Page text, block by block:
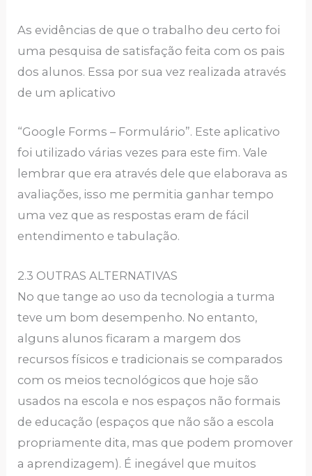
As evidências de que o trabalho deu certo foi
uma pesquisa de satisfação feita com os pais
dos alunos. Essa por sua vez realizada através
de um aplicativo
“Google Forms – Formulário”. Este aplicativo
foi utilizado várias vezes para este fim. Vale
lembrar que era através dele que elaborava as
avaliações, isso me permitia ganhar tempo
uma vez que as respostas eram de fácil
entendimento e tabulação.
2.3 OUTRAS ALTERNATIVAS
No que tange ao uso da tecnologia a turma
teve um bom desempenho. No entanto,
alguns alunos ficaram a margem dos
recursos físicos e tradicionais se comparados
com os meios tecnológicos que hoje são
usados na escola e nos espaços não formais
de educação (espaços que não são a escola
propriamente dita, mas que podem promover
a aprendizagem). É inegável que muitos